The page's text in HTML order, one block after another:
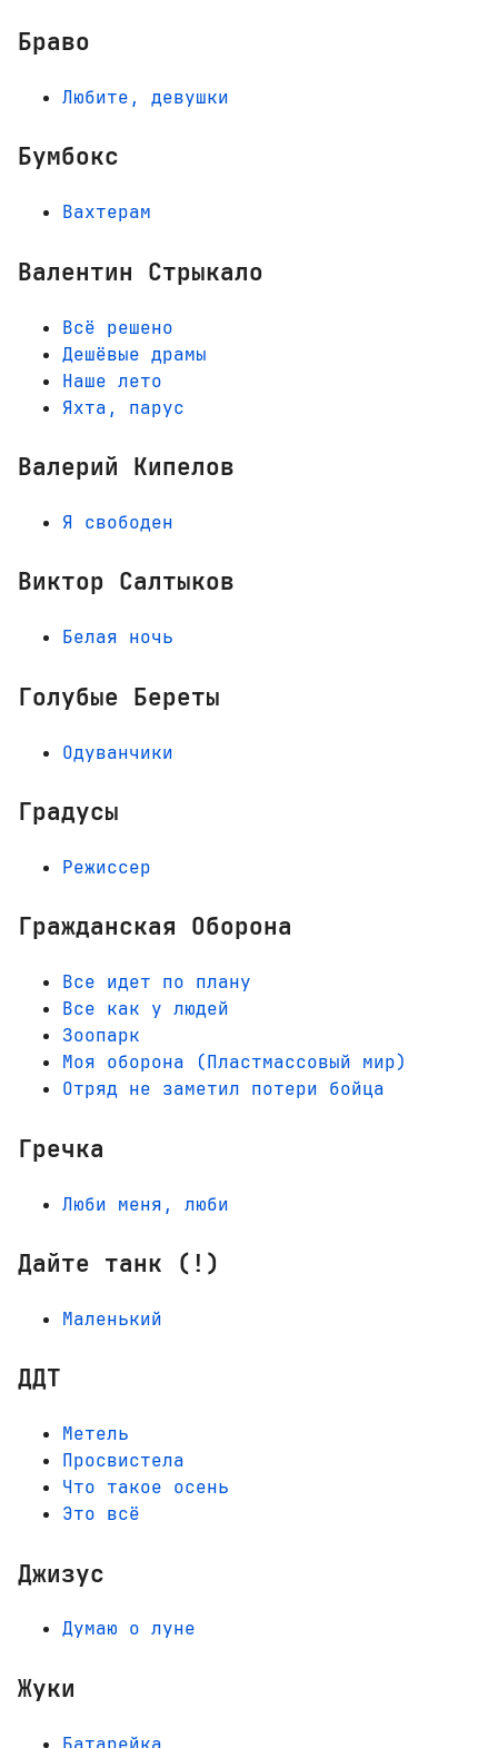
Браво
Любите, девушки
Бумбокс
Вахтерам
Валентин Стрыкало
Всё решено
Дешёвые драмы
Наше лето
Яхта, парус
Валерий Кипелов
Я свободен
Виктор Салтыков
Белая ночь
Голубые Береты
Одуванчики
Градусы
Режиссер
Гражданская Оборона
Все идет по плану
Все как у людей
Зоопарк
Моя оборона (Пластмассовый мир)
Отряд не заметил потери бойца
Гречка
Люби меня, люби
Дайте танк (!)
Маленький
ДДТ
Метель
Просвистела
Что такое осень
Это всё
Джизус
Думаю о луне
Жуки